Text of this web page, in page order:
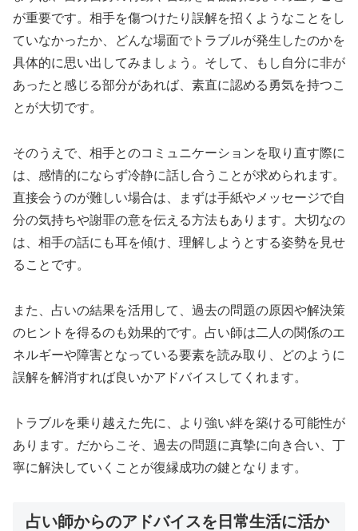
が重要です。相手を傷つけたり誤解を招くようなことをし
ていなかったか、どんな場面でトラブルが発生したのかを
具体的に思い出してみましょう。そして、もし自分に非が
あったと感じる部分があれば、素直に認める勇気を持つこ
とが大切です。
そのうえで、相手とのコミュニケーションを取り直す際に
は、感情的にならず冷静に話し合うことが求められます。
直接会うのが難しい場合は、まずは手紙やメッセージで自
分の気持ちや謝罪の意を伝える方法もあります。大切なの
は、相手の話にも耳を傾け、理解しようとする姿勢を見せ
ることです。
また、占いの結果を活用して、過去の問題の原因や解決策
のヒントを得るのも効果的です。占い師は二人の関係のエ
ネルギーや障害となっている要素を読み取り、どのように
誤解を解消すれば良いかアドバイスしてくれます。
トラブルを乗り越えた先に、より強い絆を築ける可能性が
あります。だからこそ、過去の問題に真摯に向き合い、丁
寧に解決していくことが復縁成功の鍵となります。
占い師からのアドバイスを日常生活に活か